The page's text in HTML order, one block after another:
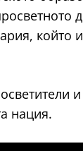
който
нация.